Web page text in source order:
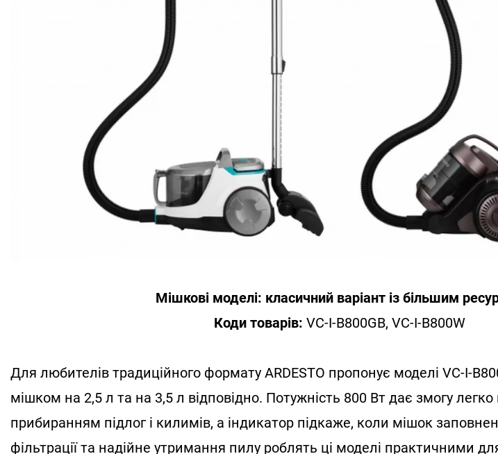
Мішкові моделі: класичний варіант із більшим
Коди товарів:VC-I-B800GB, VC-I-B800W
Для любителів традиційного формату ARDESTO пропонує моделі VC-I-
мішком на 2,5 л та на 3,5 л відповідно. Потужність 800 Вт дає змогу
прибиранням підлог і килимів, а індикатор підкаже, коли мішок
фільтрації та надійне утримання пилу роблять ці моделі практичними